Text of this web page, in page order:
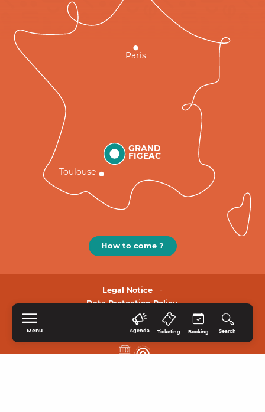
Menu Agenda Ticketing Booking Search
GRAND
FIGEAC
Toulouse
Paris
How to come ?
Legal Notice
Data Protection Policy.